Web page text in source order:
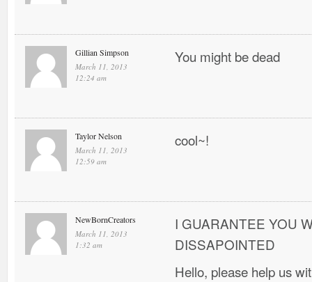
Gillian Simpson
March 11, 2013
12:24 am
You might be dead
Taylor Nelson
March 11, 2013
12:59 am
cool~!
NewBornCreators
March 11, 2013
1:32 am
I GUARANTEE YOU
DISSAPOINTED
Hello, please help us